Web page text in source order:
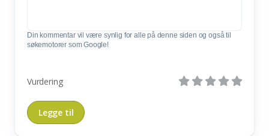
Din kommentar vil være synlig for alle på denne siden og også til
søkemotorer som Google!
Vurdering